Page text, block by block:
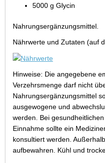
5000 g Glycin
Nahrungsergänzungsmittel.
Nährwerte und Zutaten (auf
Hinweise: Die angegebene
Verzehrsmenge darf nicht
Nahrungsergänzungsmittel
ausgewogene und
werden. Bei
Einnahme sollte ein
konsultiert werden.
aufbewahren. Kühl und